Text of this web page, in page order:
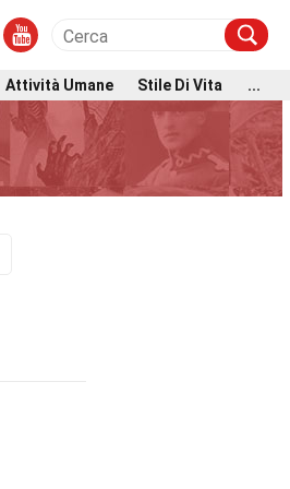
Attività Umane Stile Di Vita ...